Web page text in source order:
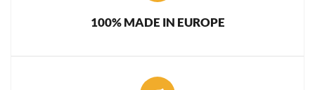
100% MADE IN EUROPE